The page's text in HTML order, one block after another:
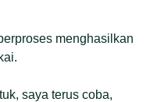
menghasilkan
saya terus coba,